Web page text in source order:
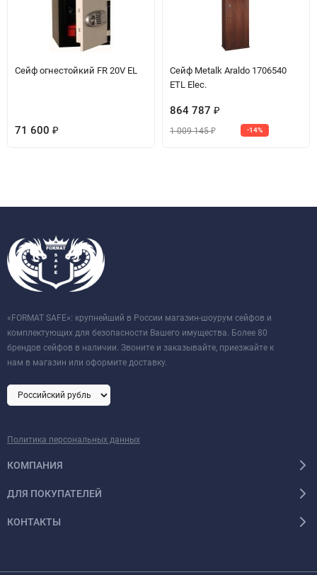
Сейф огнестойкий FR 20V EL
71 600 ₽
Сейф Metalk Araldo 1706540
ETL Elec.
864 787 ₽
1 009 145₽ -14%
«FORMAT SAFE»: крупнейший в России магазин-шоурум сейфов и
комплектующих для безопасности Вашего имущества. Более 80
брендов сейфов в наличии. Звоните и заказывайте, приезжайте к
нам в магазин или оформите доставку.
Политика персональных данных
КОМПАНИЯ
ДЛЯ ПОКУПАТЕЛЕЙ
КОНТАКТЫ